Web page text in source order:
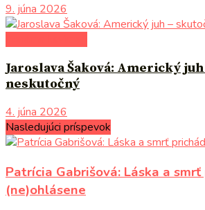
9. júna 2026
Jaroslava Šaková: Americký
neskutočný
4. júna 2026
Nasledujúci príspevok
Patrícia Gabrišová: Láska a
(ne)ohlásene